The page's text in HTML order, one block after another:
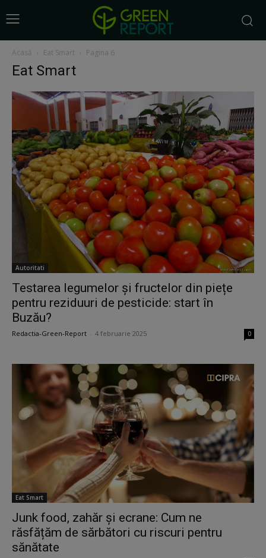
Acasă Eat Smart Pagina 6
Eat Smart
Autoritati
Testarea legumelor și fructelor din piețe
pentru reziduuri de pesticide: start în
Buzău?
Redactia-Green-Report 4 februarie 2025 0
Eat Smart
Junk food, zahăr și ecrane: Cum ne
răsfățăm de sărbători cu riscuri pentru
sănătate